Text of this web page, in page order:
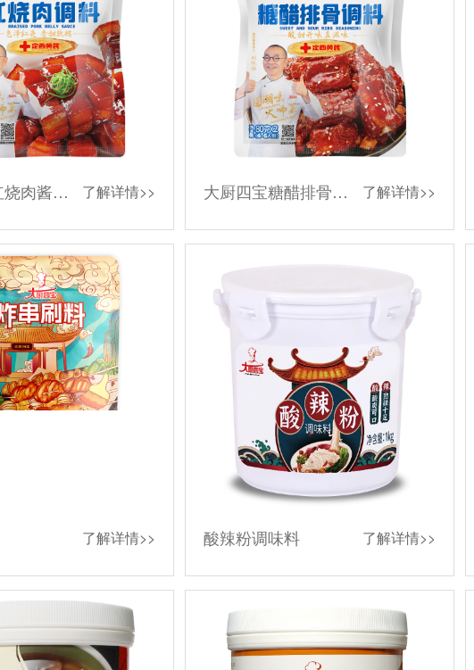
大厨四宝红烧肉酱汁调味料 了解详情>> 大厨四宝糖醋排骨调料酱汁 了解详情>>
了解详情>> 酸辣粉调味料 了解详情>>